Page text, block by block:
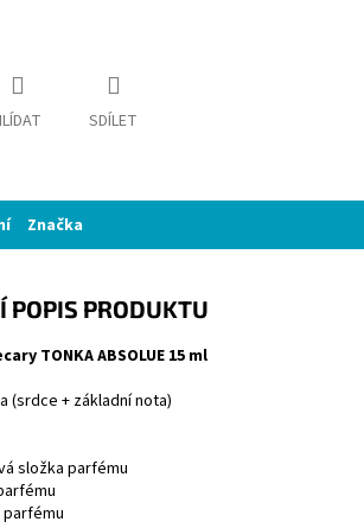
SDÍLET
Značka
POPIS PRODUKTU
TONKA ABSOLUE 15 ml
(srdce + základní nota)
složka parfému
parfému